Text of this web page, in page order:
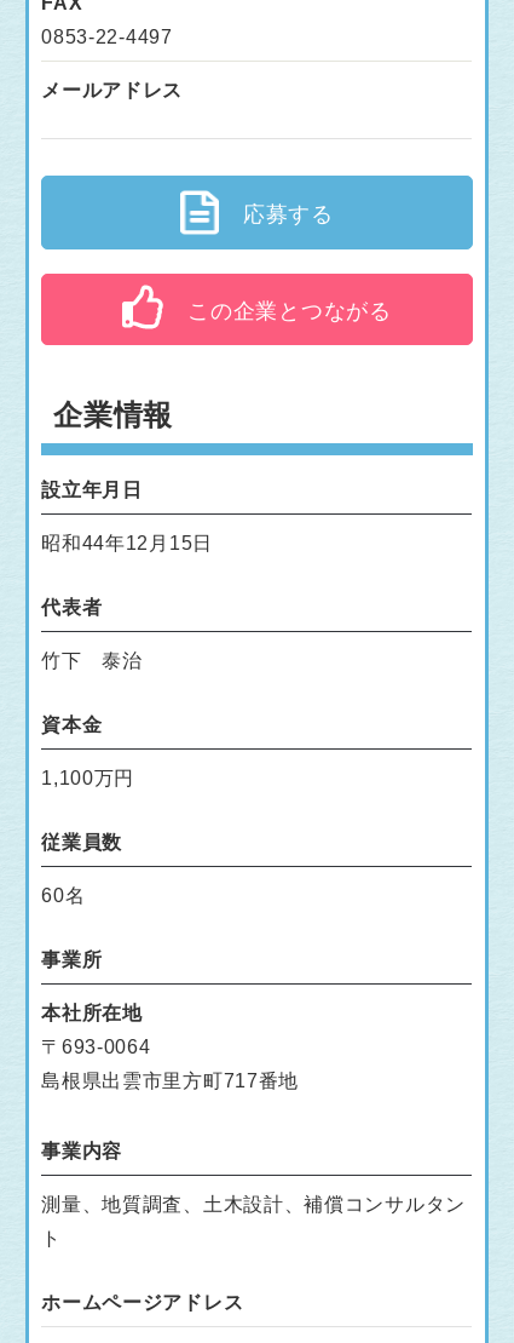
0853-22-4497
メールアドレス
応募する
この企業とつながる
企業情報
設立年月日
昭和44年12月15日
代表者
竹下 泰治
資本金
1,100万円
従業員数
60名
事業所
本社所在地
〒693-0064
島根県出雲市里方町717番地
事業内容
測量、地質調査、土木設計、補償コンサルタン
ト
ホームページアドレス